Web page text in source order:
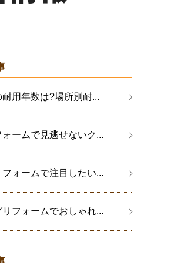
用年数は?場所別耐...
ームで見逃せないク...
ォームで注目したい...
フォームでおしゃれ...